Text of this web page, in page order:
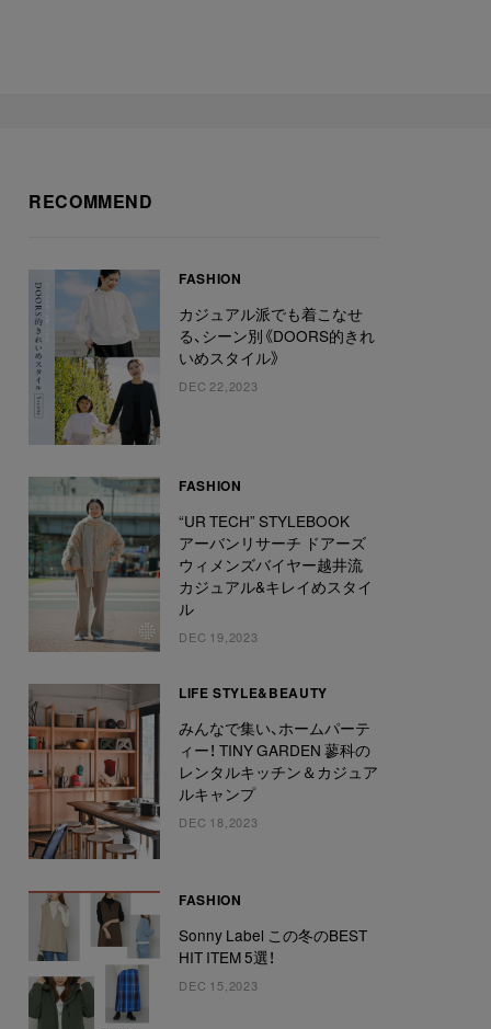
RECOMMEND
FASHION
カジュアル派でも着こなせ
る、シーン別《DOORS的きれ
いめスタイル》
DEC 22,2023
FASHION
“UR TECH” STYLEBOOK
アーバンリサーチ ドアーズ
ウィメンズバイヤー越井流
カジュアル&キレイめスタイ
ル
DEC 19,2023
LIFE STYLE&BEAUTY
みんなで集い、ホームパーテ
ィー！ TINY GARDEN 蓼科の
レンタルキッチン＆カジュア
ルキャンプ
DEC 18,2023
FASHION
Sonny Label この冬のBEST
HIT ITEM 5選！
DEC 15,2023